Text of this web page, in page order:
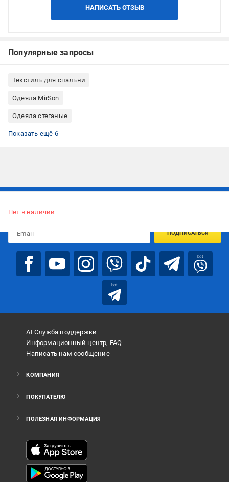
НАПИСАТЬ ОТЗЫВ
Популярные запросы
Текстиль для спальни
Одеяла MirSon
Одеяла стеганые
Одеяло зимнее
Одеяла белые
Одеяла 155×215 см
Одеяла полуторные
Одеяла пуховые
Одеяла натуральные
Показать ещё 6
Нет в наличии
ПОДПИСАТЬСЯ
bot
bot
AI Служба поддержки
Информационный центр, FAQ
Написать нам сообщение
КОМПАНИЯ
ПОКУПАТЕЛЮ
ПОЛЕЗНАЯ ИНФОРМАЦИЯ